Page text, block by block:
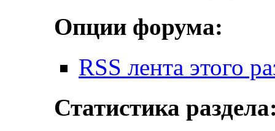
Опции форума:
RSS лента этого
Статистика